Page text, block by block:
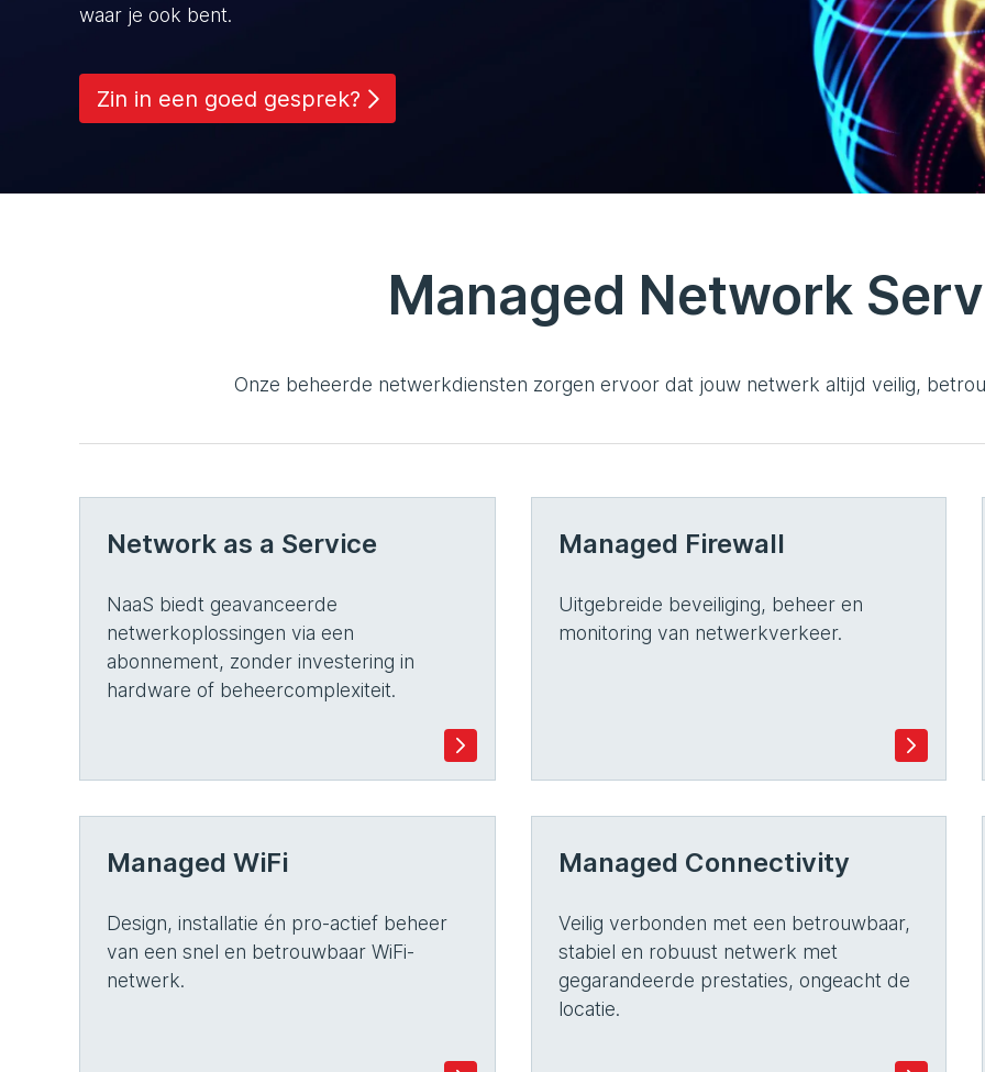
waar je ook bent.
Zin in een goed gesprek?
Managed Network
Onze beheerde netwerkdiensten zorgen ervoor dat jouw netwerk altijd veilig,
Network as a Service
NaaS biedt geavanceerde
netwerkoplossingen via een
abonnement, zonder investering in
hardware of beheercomplexiteit.
Managed Firewall
Uitgebreide beveiliging, beheer en
monitoring van netwerkverkeer.
Managed WiFi
Design, installatie én pro-actief beheer
van een snel en betrouwbaar WiFi-
netwerk.
Managed Connectivity
Veilig verbonden met een betrouwbaar,
stabiel en robuust netwerk met
gegarandeerde prestaties, ongeacht de
locatie.